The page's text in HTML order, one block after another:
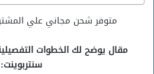
متوفر شحن مجاني علي المشتريات
مقال يوضح لك الخطوات
سنتربوينت: